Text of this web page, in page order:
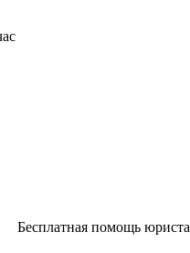
Бесплатная помощь юриста